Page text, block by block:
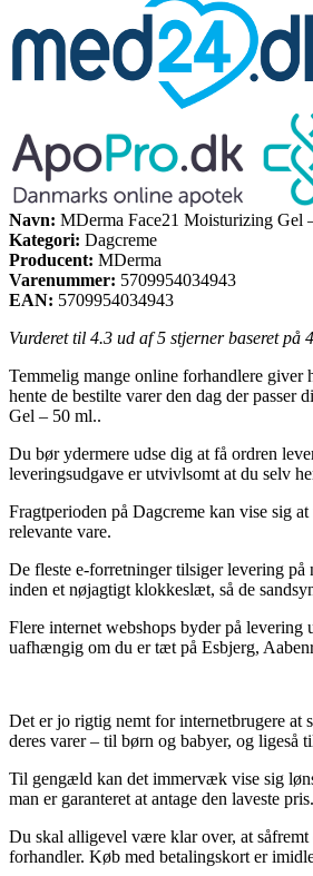
Navn: MDerma Face21 Moisturizing Gel
Kategori: Dagcreme
Producent: MDerma
Varenummer: 5709954034943
EAN: 5709954034943
Vurderet til 4.3 ud af 5 stjerner baseret på
Temmelig mange online forhandlere giver
hente de bestilte varer den dag der
Gel – 50 ml..
Du bør ydermere udse dig at få ordren
leveringsudgave er utvivlsomt at du selv
Fragtperioden på Dagcreme kan vise sig
relevante vare.
De fleste e-forretninger tilsiger levering
inden et nøjagtigt klokkeslæt, så de
Flere internet webshops byder på
uafhængig om du er tæt på Esbjerg,
Det er jo rigtig nemt for internetbrugere at
deres varer – til børn og babyer, og
Til gengæld kan det immervæk vise sig
man er garanteret at antage den laveste pris.
Du skal alligevel være klar over, at såfremt
forhandler. Køb med betalingskort er